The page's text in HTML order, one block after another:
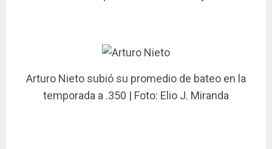
Arturo Nieto subió su promedio de bateo en la
temporada a .350 | Foto: Elio J. Miranda